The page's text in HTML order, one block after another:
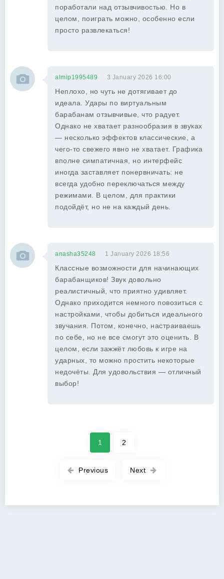
поработали над отзывчивостью. Но в
целом, поиграть можно, особенно если
просто развлекаться!
almip1995489 3 January 2026 16:00
Неплохо, но чуть не дотягивает до
идеала. Удары по виртуальным
барабанам отзывчивые, что радует.
Однако не хватает разнообразия в звуках
— несколько эффектов классические, а
чего-то свежего явно не хватает. Графика
вполне симпатичная, но интерфейс
иногда заставляет понервничать: не
всегда удобно переключаться между
режимами. В целом, для практики
подойдёт, но не на каждый день.
anasha35248 1 January 2026 18:56
Классные возможности для начинающих
барабанщиков! Звук довольно
реалистичный, что приятно удивляет.
Однако приходится немного повозиться с
настройками, чтобы добиться идеального
звучания. Потом, конечно, настраиваешь
по себе, но не все смогут это оценить. В
целом, если зажжёт любовь к игре на
ударных, то можно простить некоторые
недочёты. Для удовольствия — отличный
выбор!
Previous
1 2
Next